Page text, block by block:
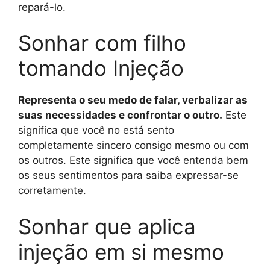
repará-lo.
Sonhar com filho
tomando Injeção
Representa o seu medo de falar, verbalizar as
suas necessidades e confrontar o outro. Este
significa que você no está sento
completamente sincero consigo mesmo ou com
os outros. Este significa que você entenda bem
os seus sentimentos para saiba expressar-se
corretamente.
Sonhar que aplica
injeção em si mesmo